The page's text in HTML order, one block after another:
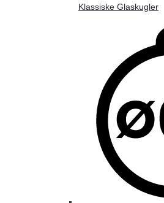
Klassiske Glaskugler